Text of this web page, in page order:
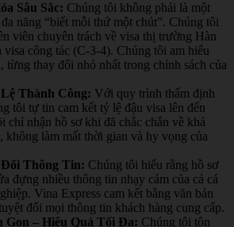
Sâu Sắc: Chúng tôi không phải là một
năng “biết mỗi thứ một chút”. Chúng tôi
viên chuyên trách về visa thị trường Hàn
visa công tác (C-3-4). Chúng tôi am hiểu
từng thay đổi nhỏ nhất trong chính sách của
Thành Công: Với quy trình thẩm định
tôi tự tin cam kết tỷ lệ đậu visa lên đến
chỉ nhận hồ sơ khi đã chắc chắn về khả
không làm mất thời gian và hy vọng của
Thông Tin: Chúng tôi hiểu rằng hồ sơ
đựng nhiều thông tin nhạy cảm của cả cá
Vina Express cam kết bằng văn bản
đối mọi thông tin khách hàng cung cấp.
Gọn – Hiệu Quả Tối Đa: Chúng tôi tôn